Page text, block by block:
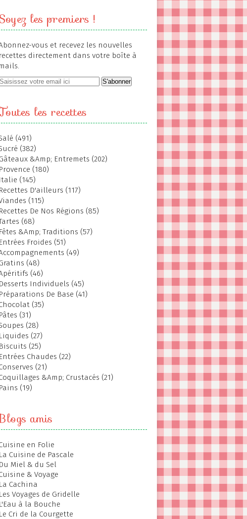
les premiers !
vous et recevez les nouvelles
recettes directement dans votre boîte à
mails.
les recettes
(491)
(382)
&Amp; Entremets (202)
Provence (180)
Italie (145)
Recettes D'ailleurs (117)
(115)
Recettes De Nos Régions (85)
(68)
Fêtes &Amp; Traditions (57)
Entrées Froides (51)
(49)
(48)
(46)
Desserts Individuels (45)
Préparations De Base (41)
(35)
Pâtes (31)
(28)
Liquides (27)
Biscuits (25)
Entrées Chaudes (22)
(21)
&Amp; Crustacés (21)
Pains (19)
amis
en Folie
La Cuisine de Pascale
Du Miel & du Sel
& Voyage
La Cachina
Les Voyages de Gridelle
L'Eau à la Bouche
Le Cri de la Courgette